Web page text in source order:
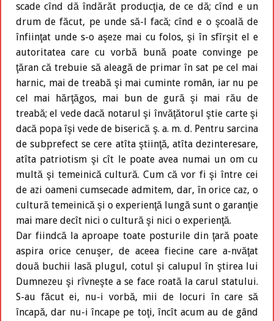
scade cînd dă îndărăt producţia, de ce dă; cînd e un
drum de făcut, pe unde să-l facă; cînd e o şcoală de
înfiinţat unde s-o aşeze mai cu folos, şi în sfîrşit el e
autoritatea care cu vorbă bună poate convinge pe
ţăran că trebuie să aleagă de primar în sat pe cel mai
harnic, mai de treabă şi mai cuminte român, iar nu pe
cel mai hărţăgos, mai bun de gură şi mai rău de
treabă; el vede dacă notarul şi învăţătorul ştie carte şi
dacă popa îşi vede de biserică ş. a. m. d. Pentru sarcina
de subprefect se cere atîta ştiinţă, atîta dezinteresare,
atîta patriotism şi cît le poate avea numai un om cu
multă şi temeinică cultură. Cum că vor fi şi între cei
de azi oameni cumsecade admitem, dar, în orice caz, o
cultură temeinică şi o experienţă lungă sunt o garanţie
mai mare decît nici o cultură şi nici o experienţă.
Dar fiindcă la aproape toate posturile din ţară poate
aspira orice cenuşer, de aceea fiecine care a-nvăţat
două buchii lasă plugul, cotul şi calupul în ştirea lui
Dumnezeu şi rîvneşte a se face roată la carul statului.
S-au făcut ei, nu-i vorbă, mii de locuri în care să
încapă, dar nu-i încape pe toţi, încît acum au de gând